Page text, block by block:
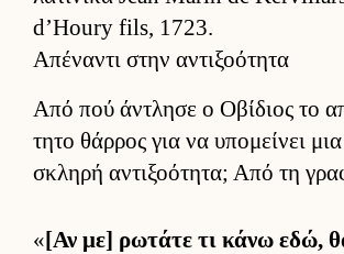
d’Houry fils, 1723.
Απέναντι στην αντιξοότητα
Από πού άντλησε ο Οβίδιος το
τητο θάρ­ρος για να υπομεί­νει
σκληρή αντιξοότητα; Από τη
«[Αν με] ρωτάτε τι κάνω εδώ,